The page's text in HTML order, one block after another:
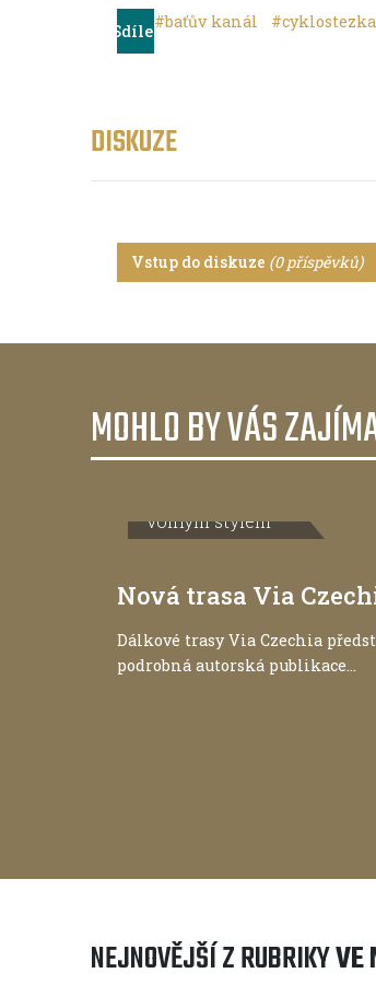
Sdílet#baťův kanál #cyklostezka
DISKUZE
Vstup do diskuze (0 příspěvků)
MOHLO BY VÁS
Volným stylem
Nová trasa Via
Dálkové trasy Via Czechia
podrobná autorská publikace...
NEJNOVĚJŠÍ Z RUBRIKYVE